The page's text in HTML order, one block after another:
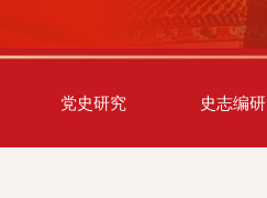
党史研究 史志编研